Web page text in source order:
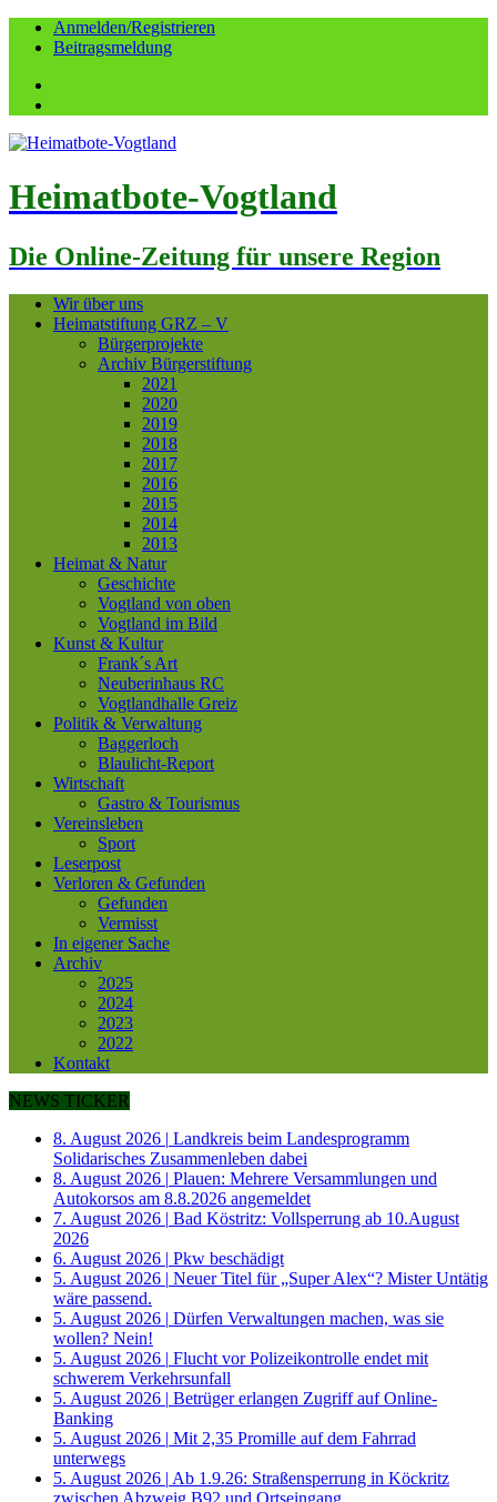
Anmelden/Registrieren
Beitragsmeldung
Heimatbote-Vogtland
Die Online-Zeitung für unsere Region
Wir über uns
Heimatstiftung GRZ – V
Bürgerprojekte
Archiv Bürgerstiftung
2021
2020
2019
2018
2017
2016
2015
2014
2013
Heimat & Natur
Geschichte
Vogtland von oben
Vogtland im Bild
Kunst & Kultur
Frank´s Art
Neuberinhaus RC
Vogtlandhalle Greiz
Politik & Verwaltung
Baggerloch
Blaulicht-Report
Wirtschaft
Gastro & Tourismus
Vereinsleben
Sport
Leserpost
Verloren & Gefunden
Gefunden
Vermisst
In eigener Sache
Archiv
2025
2024
2023
2022
Kontakt
NEWS TICKER
8. August 2026 | Landkreis beim Landesprogramm
Solidarisches Zusammenleben dabei
8. August 2026 | Plauen: Mehrere Versammlungen und
Autokorsos am 8.8.2026 angemeldet
7. August 2026 | Bad Köstritz: Vollsperrung ab 10.August
2026
6. August 2026 | Pkw beschädigt
5. August 2026 | Neuer Titel für „Super Alex“? Mister Untätig
wäre passend.
5. August 2026 | Dürfen Verwaltungen machen, was sie
wollen? Nein!
5. August 2026 | Flucht vor Polizeikontrolle endet mit
schwerem Verkehrsunfall
5. August 2026 | Betrüger erlangen Zugriff auf Online-
Banking
5. August 2026 | Mit 2,35 Promille auf dem Fahrrad
unterwegs
5. August 2026 | Ab 1.9.26: Straßensperrung in Köckritz
zwischen Abzweig B92 und Ortseingang